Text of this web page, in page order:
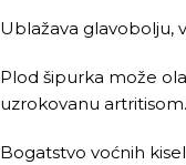
Ublažava glavobolju,
Plod šipurka može
uzrokovanu artritisom.
Bogatstvo voćnih